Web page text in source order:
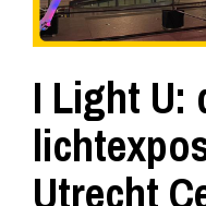
I Light U:
Utrecht